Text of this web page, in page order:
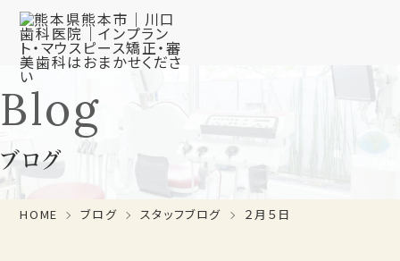
Blog
ブログ
HOME ブログ スタッフブログ ２月５日